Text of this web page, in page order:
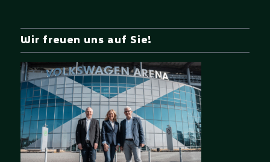
Wir freuen uns auf Sie!